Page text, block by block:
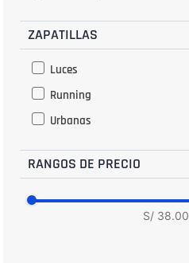
31
34.5
ZAPATILLAS
Luces
Running
Urbanas
RANGOS DE PRECIO
S/ 38.00